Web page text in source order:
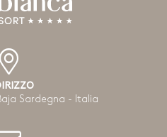
Sardegna - Italia